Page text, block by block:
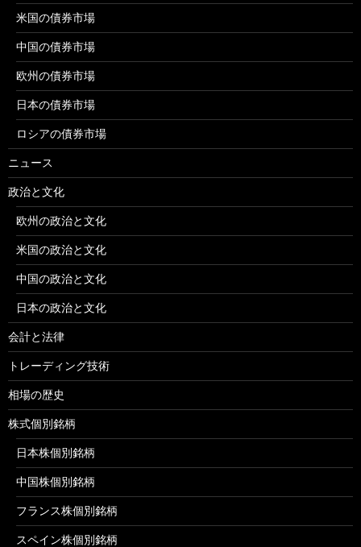
米国の債券市場
中国の債券市場
欧州の債券市場
日本の債券市場
ロシアの債券市場
ニュース
政治と文化
欧州の政治と文化
米国の政治と文化
中国の政治と文化
日本の政治と文化
会計と法律
トレーディング技術
相場の歴史
株式個別銘柄
日本株個別銘柄
中国株個別銘柄
フランス株個別銘柄
スペイン株個別銘柄